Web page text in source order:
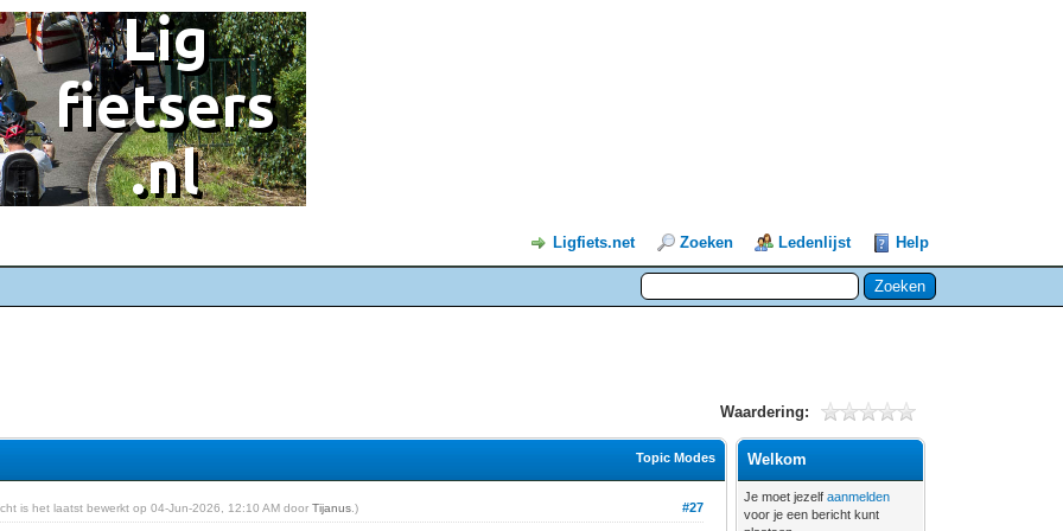
Ligfiets.net Zoeken Ledenlijst Help
Waardering:
Topic Modes
#27
is het laatst bewerkt op 04-Jun-2026, 12:10 AM doorTijanus .)
Welkom
Je moet jezelfaanmelden
voor je een bericht kunt